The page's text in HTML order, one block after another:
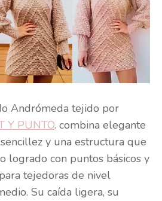
Andrómeda tejido por
Y PUNTO. combina elegante
y una estructura que
logrado con puntos básicos y
tejedoras de nivel
Su caída ligera, su